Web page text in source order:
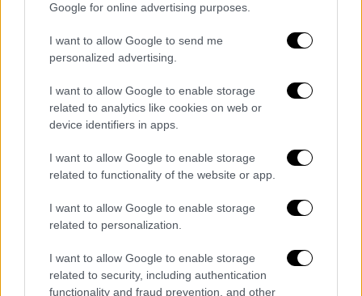
Google for online advertising purposes.
I want to allow Google to send me
personalized advertising.
I want to allow Google to enable storage
related to analytics like cookies on web or
device identifiers in apps.
I want to allow Google to enable storage
related to functionality of the website or app.
I want to allow Google to enable storage
related to personalization.
I want to allow Google to enable storage
related to security, including authentication
functionality and fraud prevention, and other
Ο ίδιος είχε δηλώσει πως ο καρκίνος
εντοπίστηκε καθώς δυσκολευόταν να
συγκεντρωθεί.Ήταν«
με πλοκάμια που απλωνόταν στον εγκέφαλό
», είχε περιγράψει. Μάλιστα, είχε πει
πως η απόφασή του να αποκαλύψει πως
ανοιχτά πως είναι ομοφυλόφιλος, το 2013:
καλύτερα της ζωής μου.Η ζωή σου είναι
πολύ καλύτερη όταν απλώς δείχνεις τον
αληθινό σου εαυτό, χωρίς να φοβάσαι . Αυτός
είμαι εγώ. Αυτό αντιμετωπίζω».